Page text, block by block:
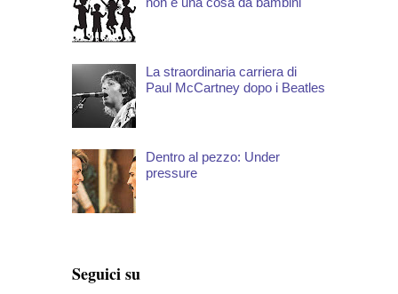
La straordinaria carriera di
Paul McCartney dopo i Beatles
Dentro al pezzo: Under
pressure
Seguici su